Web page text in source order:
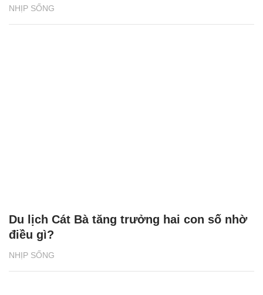
NHỊP SỐNG
NHỊP SỐNG
Du lịch Cát Bà tăng trưởng hai con số nhờ
điều gì?